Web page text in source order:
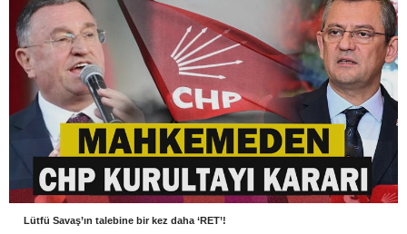
Lütfü Savaş’ın talebine bir kez daha ‘RET’!